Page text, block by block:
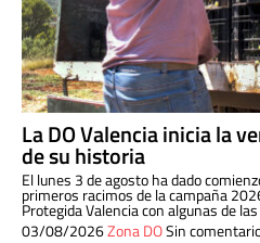
La DO Valencia inicia la
de su historia
El lunes 3 de agosto ha dado
primeros racimos de la campaña
Protegida Valencia con algunas de
03/08/2026Zona DOSin